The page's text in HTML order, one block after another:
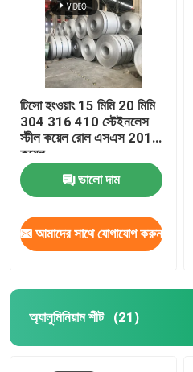
টিসো হংওয়াং 15 মিমি 20 মিমি
304 316 410 স্টেইনলেস
স্টীল কয়েল রোল এসএস 201
কয়েল
ভালো দাম
আমাদের সাথে যোগাযোগ করুন
অ্যালুমিনিয়াম শীট (21)